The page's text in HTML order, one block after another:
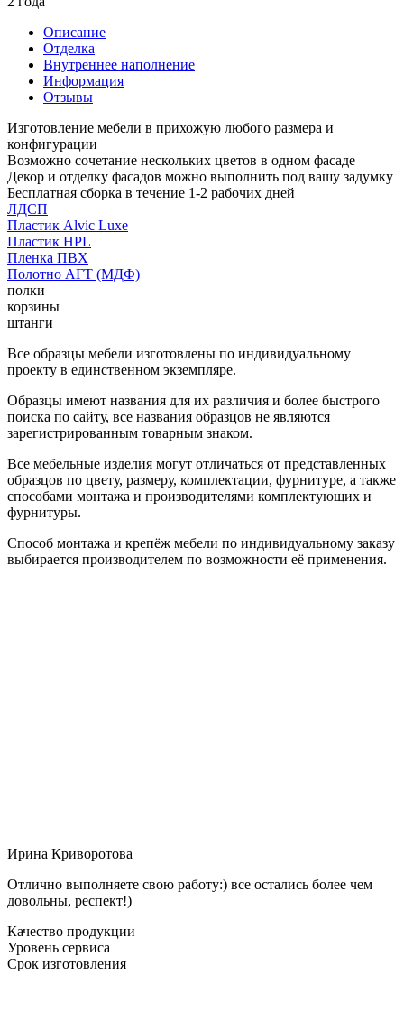
Описание
Отделка
Внутреннее наполнение
Информация
Отзывы
Изготовление мебели в прихожую любого размера и
конфигурации
Возможно сочетание нескольких цветов в одном фасаде
Декор и отделку фасадов можно выполнить под вашу задумку
Бесплатная сборка в течение 1-2 рабочих дней
ЛДСП
Пластик Alvic Luxe
Пластик HPL
Пленка ПВХ
Полотно АГТ (МДФ)
полки
корзины
штанги
Все образцы мебели изготовлены по индивидуальному
проекту в единственном экземпляре.
Образцы имеют названия для их различия и более быстрого
поиска по сайту, все названия образцов не являются
зарегистрированным товарным знаком.
Все мебельные изделия могут отличаться от представленных
образцов по цвету, размеру, комплектации, фурнитуре, а также
способами монтажа и производителями комплектующих и
фурнитуры.
Способ монтажа и крепёж мебели по индивидуальному заказу
выбирается производителем по возможности её применения.
Ирина Криворотова
Отлично выполняете свою работу:) все остались более чем
довольны, респект!)
Качество продукции
Уровень сервиса
Срок изготовления